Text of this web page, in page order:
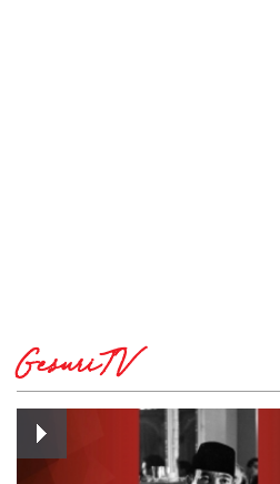
GesuriTV